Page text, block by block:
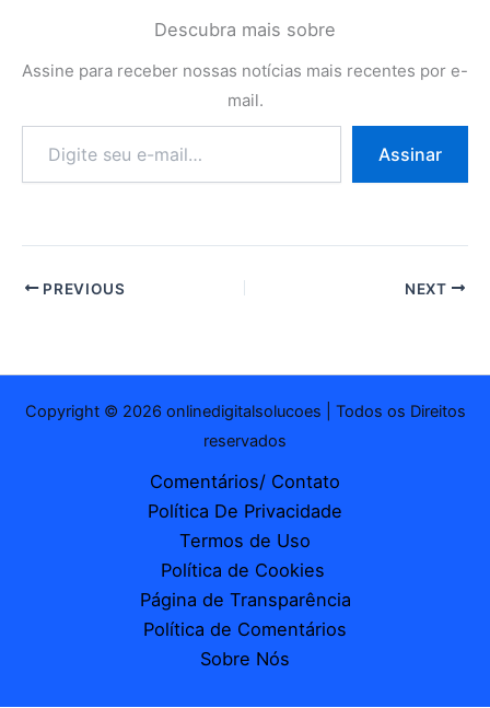
Descubra mais sobre
Assine para receber nossas notícias mais recentes por e-
mail.
e-
Assinar
PREVIOUS NEXT
Copyright © 2026 onlinedigitalsolucoes | Todos os Direitos
reservados
Comentários/ Contato
Política De Privacidade
Termos de Uso
Política de Cookies
Página de Transparência
Política de Comentários
Sobre Nós